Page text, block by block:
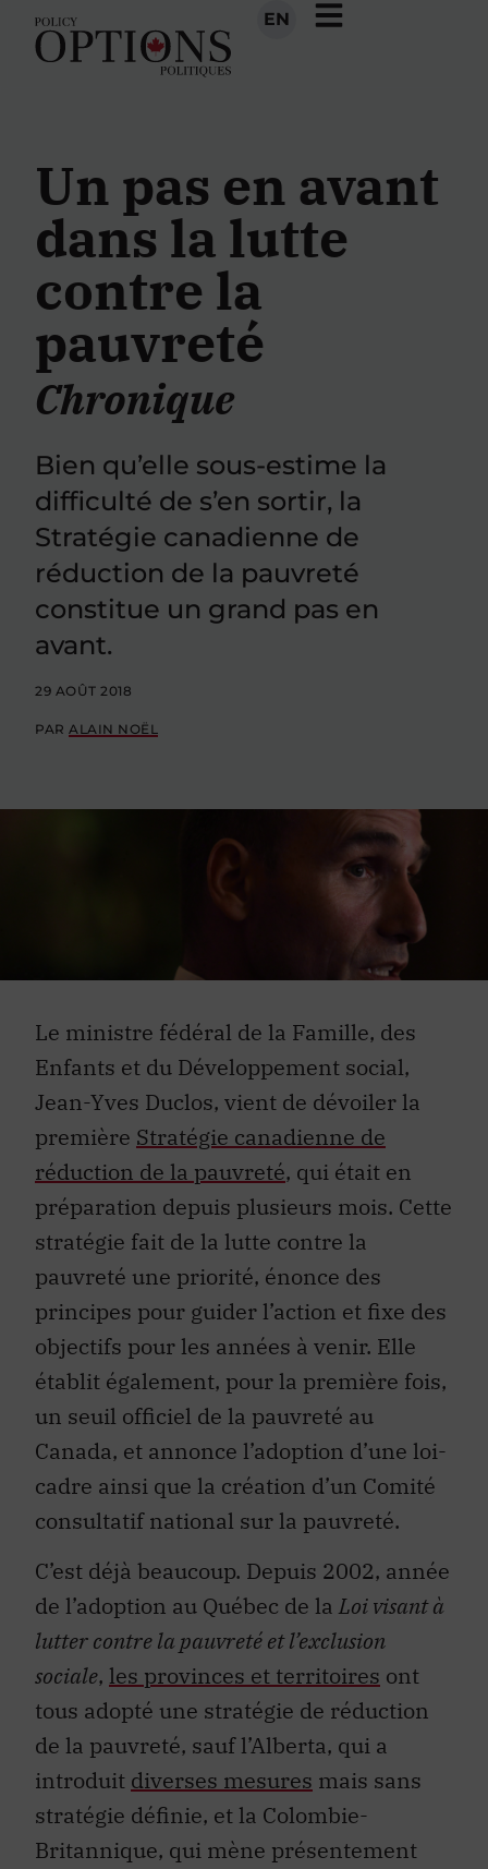
EN
Un pas en avant
dans la lutte
contre la
pauvreté
Chronique
Bien qu’elle sous-estime la
difficulté de s’en sortir, la
Stratégie canadienne de
réduction de la pauvreté
constitue un grand pas en
avant.
29 AOÛT 2018
PARALAIN NOËL
Le ministre fédéral de la Famille, des
Enfants et du Développement social,
Jean-Yves Duclos, vient de dévoiler la
première Stratégie canadienne de
réduction de la pauvreté, qui était en
préparation depuis plusieurs mois. Cette
stratégie fait de la lutte contre la
pauvreté une priorité, énonce des
principes pour guider l’action et fixe des
objectifs pour les années à venir. Elle
établit également, pour la première fois,
un seuil officiel de la pauvreté au
Canada, et annonce l’adoption d’une loi-
cadre ainsi que la création d’un Comité
consultatif national sur la pauvreté.
C’est déjà beaucoup. Depuis 2002, année
de l’adoption au Québec de la Loi visant à
lutter contre la pauvreté et l’exclusion
sociale, les provinces et territoires ont
tous adopté une stratégie de réduction
de la pauvreté, sauf l’Alberta, qui a
introduit diverses mesures mais sans
stratégie définie, et la Colombie-
Britannique, qui mène présentement